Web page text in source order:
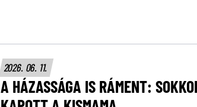
2026. 06. 11.
A HÁZASSÁGA IS RÁMENT: